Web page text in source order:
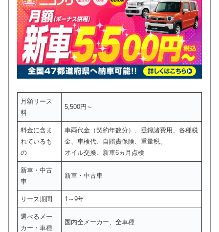
月額リース
料
5,500円～
料金に含ま
れているも
の
車両代金（契約年数分）、登録諸費用、各種税
金、車検代、自賠責保険、重量税、
オイル交換、新車6ヵ月点検
新車・中古
車
新車・中古車
リース期間 1～9年
選べるメー
カー・車種
国内全メーカー、全車種